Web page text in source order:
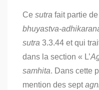
Ce sutra fait partie
bhuyastva-
sutra 3.3.44 et qui
dans la section « L’
samhita. Dans cette
mention des sept